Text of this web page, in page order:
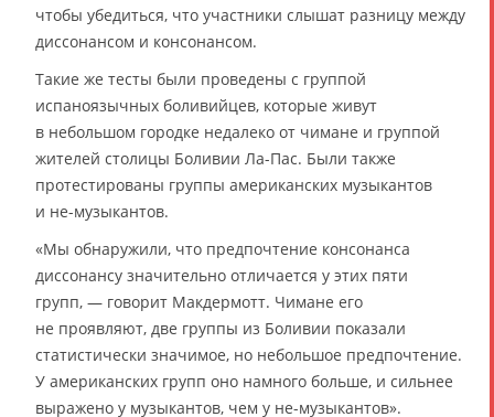
чтобы убедиться, что участники слышат разницу между
диссонансом и консонансом.
Такие же тесты были проведены с группой
испаноязычных боливийцев, которые живут
в небольшом городке недалеко от чимане и группой
жителей столицы Боливии Ла-Пас. Были также
протестированы группы американских музыкантов
и не-музыкантов.
«Мы обнаружили, что предпочтение консонанса
диссонансу значительно отличается у этих пяти
групп, — говорит Макдермотт. Чимане его
не проявляют, две группы из Боливии показали
статистически значимое, но небольшое предпочтение.
У американских групп оно намного больше, и сильнее
выражено у музыкантов, чем у не-музыкантов».